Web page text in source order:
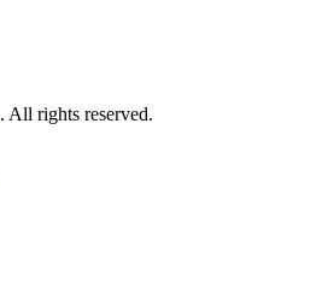
. All rights reserved.